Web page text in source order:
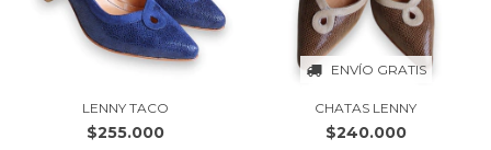
LENNY TACO
$255.000
ENVÍO GRATIS
CHATAS LENNY
$240.000